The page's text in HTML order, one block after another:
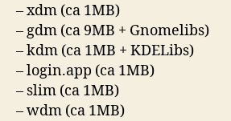
– xdm (ca 1MB)
– gdm (ca 9MB + Gnomelibs)
– kdm (ca 1MB + KDELibs)
– login.app (ca 1MB)
– slim (ca 1MB)
– wdm (ca 1MB)